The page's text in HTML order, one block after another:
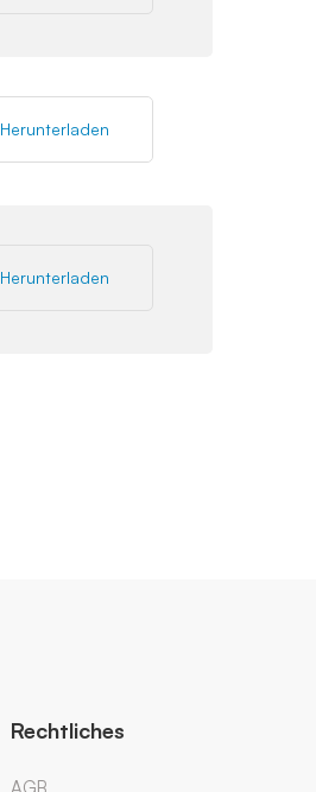
Herunterladen
Herunterladen
Rechtliches